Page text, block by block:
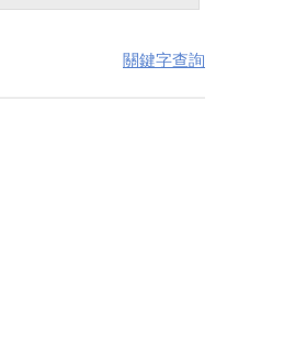
關鍵字查詢